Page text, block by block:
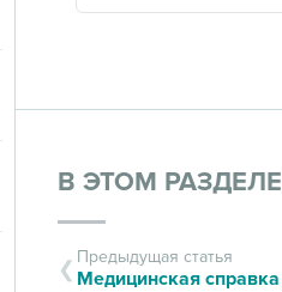
В ЭТОМ РАЗДЕЛЕ
Предыдущая статья